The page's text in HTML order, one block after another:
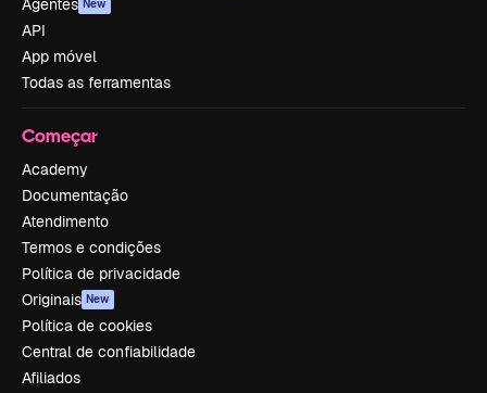
Agentes New
API
App móvel
Todas as ferramentas
Começar
Academy
Documentação
Atendimento
Termos e condições
Política de privacidade
Originais New
Política de cookies
Central de confiabilidade
Afiliados